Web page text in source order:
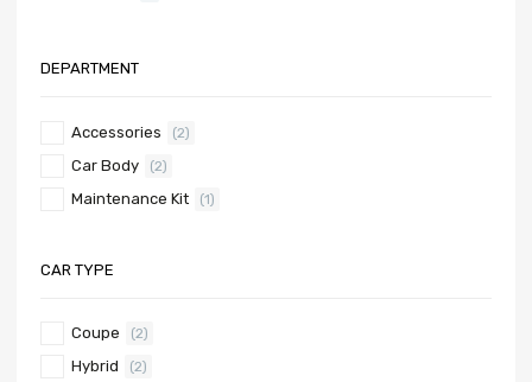
DEPARTMENT
Accessories (2)
Car Body (2)
Maintenance Kit (1)
CAR TYPE
Coupe (2)
Hybrid (2)